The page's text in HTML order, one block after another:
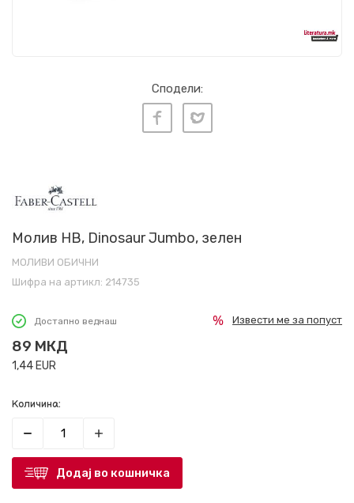
Сподели:
Молив HB, Dinosaur Jumbo, зелен
МОЛИВИ ОБИЧНИ
Шифра на артикл: 214735
Достапно веднаш
89 МКД
1,44EUR
Извести ме за попуст
Количина:
Додај во кошничка